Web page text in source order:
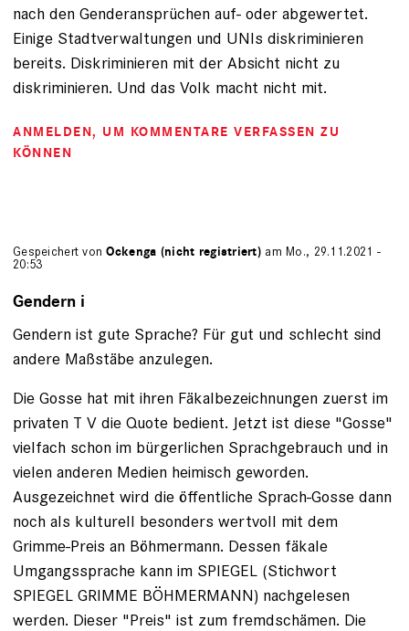
nach den Genderansprüchen auf- oder abgewertet.
Einige Stadtverwaltungen und UNIs diskriminieren
bereits. Diskriminieren mit der Absicht nicht zu
diskriminieren. Und das Volk macht nicht mit.
ANMELDEN, UM KOMMENTARE VERFASSEN ZU
KÖNNEN
Gespeichert vonOckenga (nicht registriert) am Mo., 29.11.2021 -
20:53
Gendern i
Gendern ist gute Sprache? Für gut und schlecht sind
andere Maßstäbe anzulegen.
Die Gosse hat mit ihren Fäkalbezeichnungen zuerst im
privaten T V die Quote bedient. Jetzt ist diese "Gosse"
vielfach schon im bürgerlichen Sprachgebrauch und in
vielen anderen Medien heimisch geworden.
Ausgezeichnet wird die öffentliche Sprach-Gosse dann
noch als kulturell besonders wertvoll mit dem
Grimme-Preis an Böhmermann. Dessen fäkale
Umgangssprache kann im SPIEGEL (Stichwort
SPIEGEL GRIMME BÖHMERMANN) nachgelesen
werden. Dieser "Preis" ist zum fremdschämen. Die